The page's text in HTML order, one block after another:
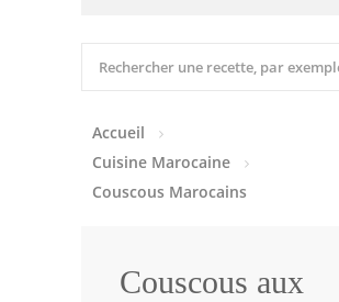
Entrées Froides
Viandes
Accueil
Cuisine Marocaine
Couscous Marocains
Couscous aux